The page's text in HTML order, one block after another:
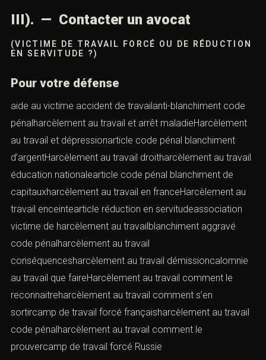
III). — Contacter un avocat
(VICTIME DE TRAVAIL FORCÉ OU DE RÉDUCTION
EN SERVITUDE ?)
Pour votre défense
aide au victime accident de travailanti-blanchiment code
pénalharcèlement au travail et arrêt maladieHarcèlement
au travail et dépressionarticle code pénal blanchiment
d’argentHarcèlement au travail droitharcèlement au travail
éducation nationalearticle code pénal blanchiment de
capitauxharcèlement au travail en franceHarcèlement au
travail enceintearticle réduction en servitudeassociation
victime de harcèlement au travailblanchiment aggravé
code pénalharcèlement au travail
conséquencesharcèlement au travail démissioncalomnie
au travail que faireHarcèlement au travail comment le
reconnaitreharcèlement au travail comment s’en
sortircamp de travail forcé françaisharcèlement au travail
code pénalharcèlement au travail comment le
prouvercamp de travail forcé Russie